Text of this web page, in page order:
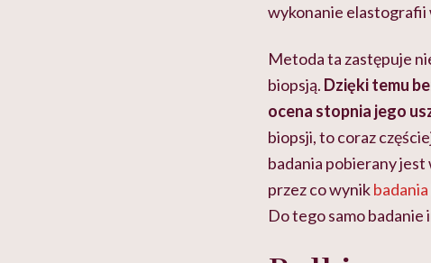
wykonanie elastografii
Metoda ta zastępuje
biopsją. Dzięki temu
ocena stopnia jego
biopsji, to coraz
badania pobierany
przez co wynik
Do tego samo